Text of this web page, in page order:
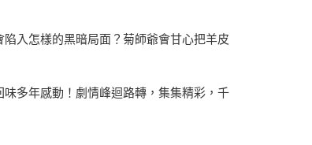
入怎樣的黑暗局面？菊師爺會甘心把羊皮
多年感動！劇情峰迴路轉，集集精彩，千